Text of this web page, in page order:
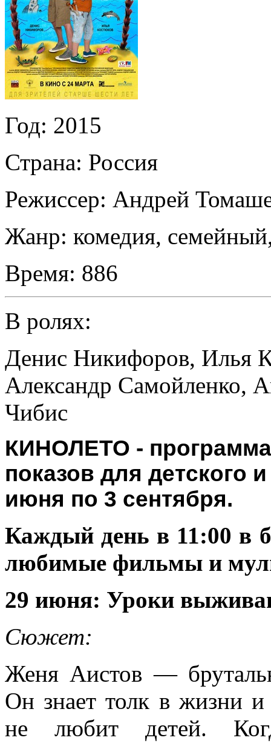
Год: 2015
Страна: Россия
Режиссер: Андрей
Жанр: комедия,
Время: 886
В ролях:
Денис Никифоров, Илья
Александр Самойленко,
Чибис
КИНОЛЕТО -
показов для детского
июня по 3 сентября.
Каждый день в 11:00 в
любимые фильмы и
29 июня: Уроки
Сюжет:
Женя Аистов —
Он знает толк в жизни
не любит детей.